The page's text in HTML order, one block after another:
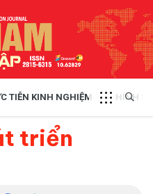
TIỄN KINH NGHIỆM CHÍNH
triển